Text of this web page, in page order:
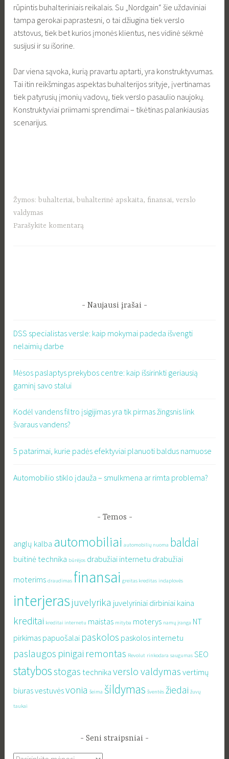
rūpintis buhalteriniais reikalais. Su „Nordgain“ šie uždaviniai
tampa gerokai paprastesni, o tai džiugina tiek verslo
atstovus, tiek bet kurios įmonės klientus, nes vidinė sėkmė
susijusi ir su išorine.
Dar viena sąvoka, kurią pravartu aptarti, yra konstruktyvumas.
Tai itin reikšmingas aspektas buhalterijos srityje, įvertinamas
tiek patyrusių įmonių vadovų, tiek verslo pasaulio naujokų.
Konstruktyviai priimami sprendimai – tikėtinas palankiausias
scenarijus.
Žymos: buhalteriai, buhalterinė apskaita, finansai,verslo
valdymas
Parašykite komentarą
Naujausi įrašai
DSS specialistas versle: kaip mokymai padeda išvengti
nelaimių darbe
Mėsos paslaptys prekybos centre: kaip išsirinkti geriausią
gaminį savo stalui
Kodėl vandens filtro įsigijimas yra tik pirmas žingsnis link
švaraus vandens?
5 patarimai, kurie padės efektyviai planuoti baldus namuose
Automobilio stiklo įdauža – smulkmena ar rimta problema?
Temos
anglų kalba automobiliai automobilių nuoma baldai
buitinė technika būrėjos drabužiai internetu drabužiai
moterims draudimas finansai greitas kreditas indaplovės
interjeras juvelyrika juvelyriniai dirbiniai kaina
kreditai kreditai internetu maistas mityba moterys namų įranga NT
pirkimas papuošalai paskolos paskolos internetu
paslaugos pinigai remontas Revolut rinkodara saugumas SEO
statybosstogas technika verslo valdymas vertimų
biurasvestuvėsvonia šeima šildymas šventės žiedai žuvų
taukai
Seni straipsniai